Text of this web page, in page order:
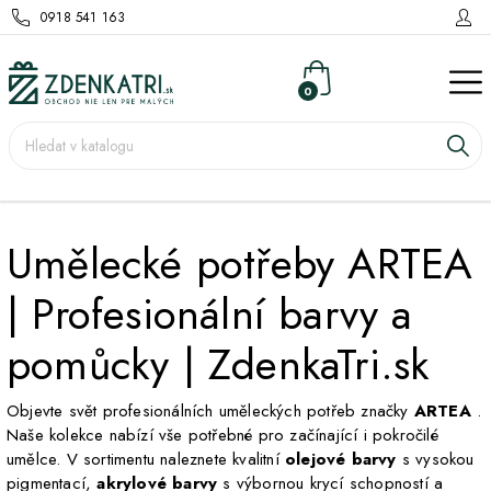
0918 541 163
0
Umělecké potřeby ARTEA
| Profesionální barvy a
pomůcky | ZdenkaTri.sk
Objevte svět profesionálních uměleckých potřeb značky ARTEA.
Naše kolekce nabízí vše potřebné pro začínající i pokročilé
umělce. V sortimentu naleznete kvalitní olejové barvy s vysokou
pigmentací,akrylové barvy s výbornou krycí schopností a